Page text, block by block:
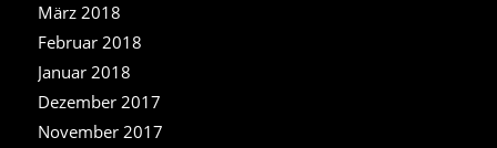
März 2018
Februar 2018
Januar 2018
Dezember 2017
November 2017